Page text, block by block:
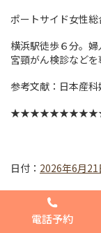
ポートサイド女性
横浜駅徒歩６分。
宮頸がん検診などを
参考文献：日本産
日付： 2026年6月21
電話予約